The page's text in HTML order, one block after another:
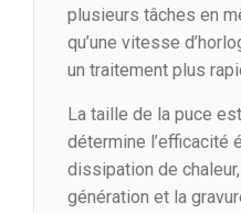
plusieurs tâches en
qu’une vitesse
un traitement plus
La taille de la puce
détermine l’efficacité
dissipation de
génération et la